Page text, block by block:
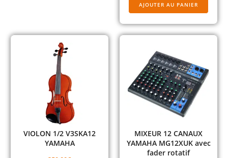
AJOUTER AU PANIER
VIOLON 1/2 V3SKA12
YAMAHA
MIXEUR 12 CANAUX
YAMAHA MG12XUK avec
fader rotatif